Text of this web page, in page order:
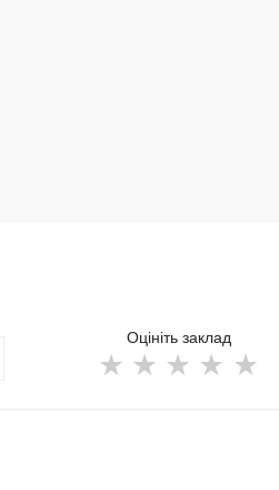
Оцініть заклад